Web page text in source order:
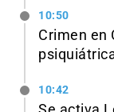
10:50
Crimen en
10:42